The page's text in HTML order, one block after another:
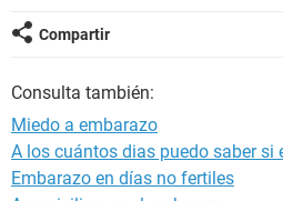
Compartir
Consulta también:
Miedo a embarazo
A los cuántos dias puedo saber si
Embarazo en días no fertiles